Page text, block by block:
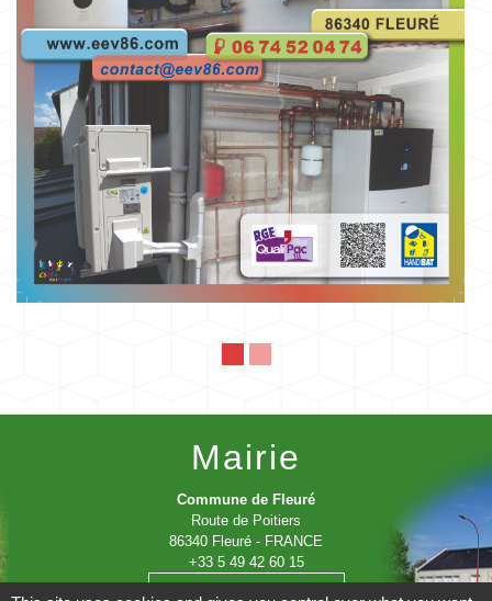
Mairie
Commune de Fleuré
Route de Poitiers
86340 Fleuré - FRANCE
+33 5 49 42 60 15
Contact par formulaire